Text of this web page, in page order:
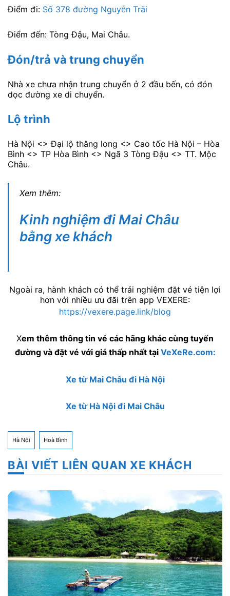
Điểm đi: Số 378 đường Nguyễn Trãi
Điểm đến: Tòng Đậu, Mai Châu.
Đón/trả và trung chuyển
Nhà xe chưa nhận trung chuyển ở 2 đầu bến, có đón
dọc đường xe di chuyển.
Lộ trình
Hà Nội <> Đại lộ thăng long <> Cao tốc Hà Nội – Hòa
Bình <> TP Hòa Bình <> Ngã 3 Tòng Đậu <> TT. Mộc
Châu.
Xem thêm:
Kinh nghiệm đi Mai Châu
bằng xe khách
Ngoài ra, hành khách có thể trải nghiệm đặt vé tiện lợi
hơn với nhiều ưu đãi trên app VEXERE:
https://vexere.page.link/blog
Xem thêm thông tin vé các hãng khác cùng tuyến
đường và đặt vé với giá thấp nhất tại VeXeRe.com:
Xe từ Mai Châu đi Hà Nội
Xe từ Hà Nội đi Mai Châu
Hà Nội Hoà Bình
BÀI VIẾT LIÊN QUAN XE KHÁCH